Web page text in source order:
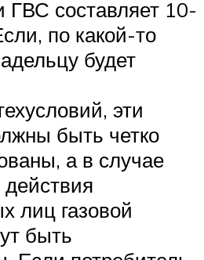
ГВС составляет 10-
по какой-то
будет
эти
быть четко
а в случае
действия
лиц газовой
быть